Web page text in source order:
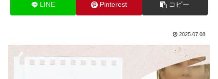
LINE Pinterest コピー
2025.07.08